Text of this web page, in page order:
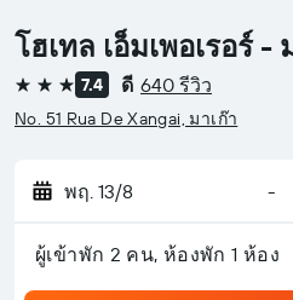
โฮเทล เอ็มเพอเรอร์ -
3 ดาว 7.4 ดี 640 รีวิว
No. 51 Rua De Xangai, มาเก๊า
พฤ. 13/8 -
ผู้เข้าพัก 2 คน, ห้องพัก 1 ห้อง